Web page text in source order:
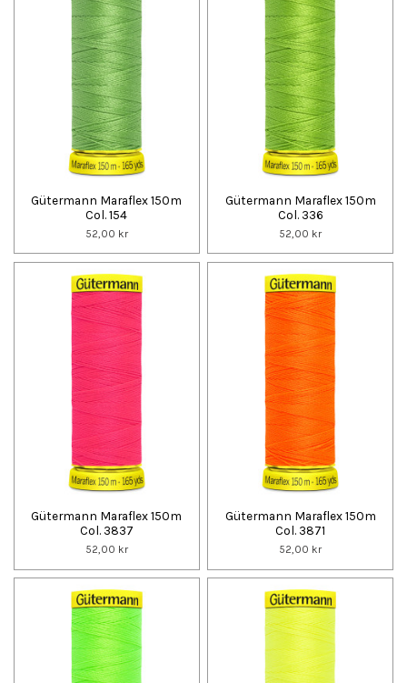
Gütermann Maraflex 150m
Col. 154
52,00 kr
Gütermann Maraflex 150m
Col. 336
52,00 kr
Gütermann Maraflex 150m
Col. 3837
52,00 kr
Gütermann Maraflex 150m
Col. 3871
52,00 kr